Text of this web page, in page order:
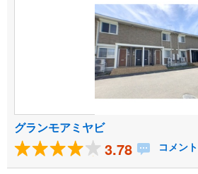
グランモアミヤビ
3.78 コメン